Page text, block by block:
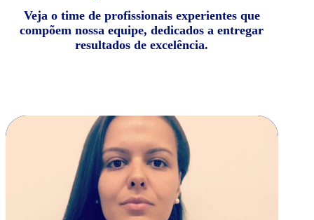
Veja o time de profissionais experientes que
compõem nossa equipe, dedicados a entregar
resultados de excelência.